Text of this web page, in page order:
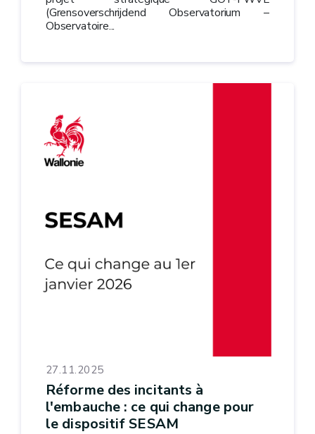
(Grensoverschrijdend Observatorium –
Observatoire...
27.11.2025
Réforme des incitants à
l'embauche : ce qui change pour
le dispositif SESAM